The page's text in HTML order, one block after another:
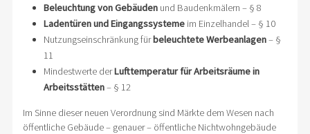
Beleuchtung von Gebäudenund Baudenkmälern – § 8
Ladentüren und Eingangssystemeim Einzelhandel – § 10
Nutzungseinschränkung fürbeleuchtete Werbeanlagen– §
11
Mindestwerte derLufttemperatur für Arbeitsräume in
Arbeitsstätten– § 12
Im Sinne dieser neuen Verordnung sind Märkte dem Wesen nach
öffentliche Gebäude – genauer – öffentliche Nichtwohngebäude